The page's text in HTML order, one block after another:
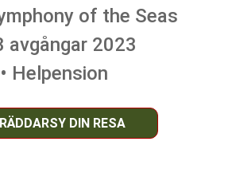
of the Seas
avgångar 2023
• Helpension
DIN RESA